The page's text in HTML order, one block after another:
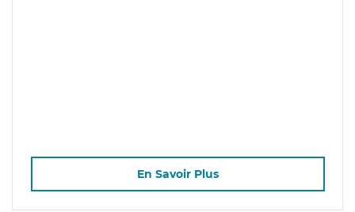
En Savoir Plus